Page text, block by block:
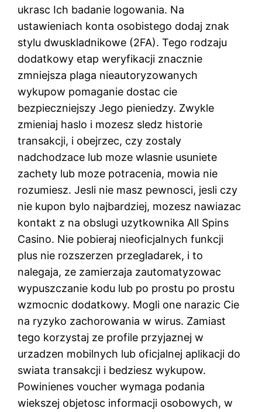
ukrasc Ich badanie logowania. Na
ustawieniach konta osobistego dodaj znak
stylu dwuskladnikowe (2FA). Tego rodzaju
dodatkowy etap weryfikacji znacznie
zmniejsza plaga nieautoryzowanych
wykupow pomaganie dostac cie
bezpieczniejszy Jego pieniedzy. Zwykle
zmieniaj haslo i mozesz sledz historie
transakcji, i obejrzec, czy zostaly
nadchodzace lub moze wlasnie usuniete
zachety lub moze potracenia, mowia nie
rozumiesz. Jesli nie masz pewnosci, jesli czy
nie kupon bylo najbardziej, mozesz nawiazac
kontakt z na obslugi uzytkownika All Spins
Casino. Nie pobieraj nieoficjalnych funkcji
plus nie rozszerzen przegladarek, i to
nalegaja, ze zamierzaja zautomatyzowac
wypuszczanie kodu lub po prostu po prostu
wzmocnic dodatkowy. Mogli one narazic Cie
na ryzyko zachorowania w wirus. Zamiast
tego korzystaj ze profile przyjaznej w
urzadzen mobilnych lub oficjalnej aplikacji do
swiata transakcji i bedziesz wykupow.
Powinienes voucher wymaga podania
wiekszej objetosc informacji osobowych, w